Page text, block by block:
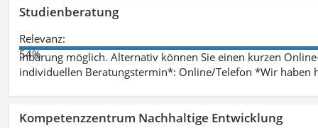
Studienberatung
Relevanz:
54%
inbarung möglich. Alternativ können Sie einen kurzen
individuellen Beratungstermin*: Online/Telefon *Wir haben
Kompetenzzentrum Nachhaltige Entwicklung